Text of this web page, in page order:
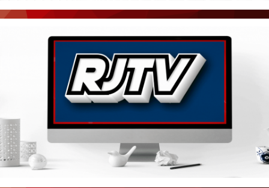
AGÊNCIA DE NOTÍCIAS
CNN BRASIL
PORTAL CEARÁ
ÚLTIMAS POSTAGENS
BOAS NOTÍCIAS...VIRAM MANCHETE!